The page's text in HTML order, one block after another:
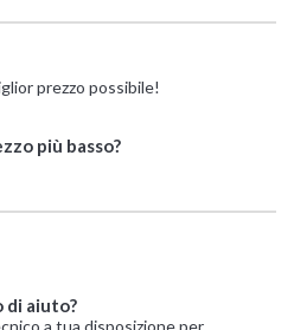
prezzo possibile!
più basso?
di aiuto?
a tua disposizione per